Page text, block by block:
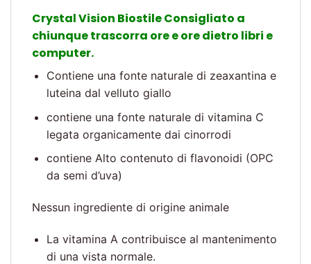
Crystal Vision Biostile Consigliato a
chiunque trascorra ore e ore dietro libri e
computer.
Contiene una fonte naturale di zeaxantina e
luteina dal velluto giallo
contiene una fonte naturale di vitamina C
legata organicamente dai cinorrodi
contiene Alto contenuto di flavonoidi (OPC
da semi d’uva)
Nessun ingrediente di origine animale
La vitamina A contribuisce al mantenimento
di una vista normale.